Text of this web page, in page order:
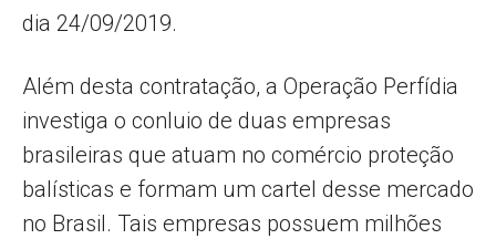
dia 24/09/2019.
Além desta contratação, a Operação Perfídia
investiga o conluio de duas empresas
brasileiras que atuam no comércio proteção
balísticas e formam um cartel desse mercado
no Brasil. Tais empresas possuem milhões